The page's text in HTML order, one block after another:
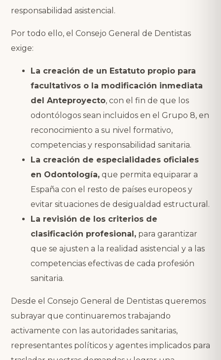
responsabilidad asistencial.
Por todo ello, el Consejo General de Dentistas
exige:
La creación de un Estatuto propio para
facultativos o la modificación inmediata
del Anteproyecto, con el fin de que los
odontólogos sean incluidos en el Grupo 8, en
reconocimiento a su nivel formativo,
competencias y responsabilidad sanitaria.
La creación de especialidades oficiales
en Odontología, que permita equiparar a
España con el resto de países europeos y
evitar situaciones de desigualdad estructural.
La revisión de los criterios de
clasificación profesional, para garantizar
que se ajusten a la realidad asistencial y a las
competencias efectivas de cada profesión
sanitaria.
Desde el Consejo General de Dentistas queremos
subrayar que continuaremos trabajando
activamente con las autoridades sanitarias,
representantes políticos y agentes implicados para